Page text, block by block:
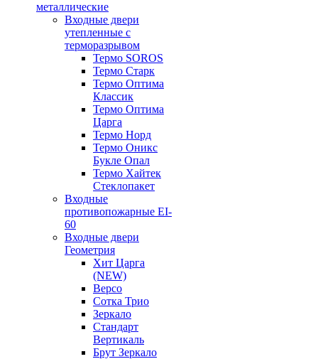
металлические
Входные двери
утепленные с
терморазрывом
Термо SOROS
Термо Старк
Термо Оптима
Классик
Термо Оптима
Царга
Термо Норд
Термо Оникс
Букле Опал
Термо Хайтек
Стеклопакет
Входные
противопожарные EI-
60
Входные двери
Геометрия
Хит Царга
(NEW)
Версо
Сотка Трио
Зеркало
Стандарт
Вертикаль
Брут Зеркало